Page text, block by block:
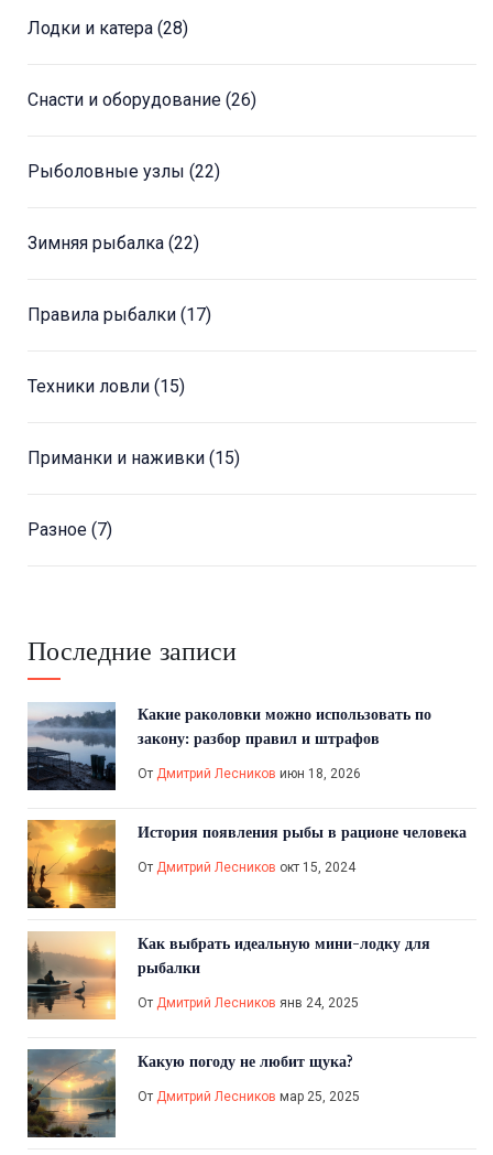
Лодки и катера (28)
Снасти и оборудование (26)
Рыболовные узлы (22)
Зимняя рыбалка (22)
Правила рыбалки (17)
Техники ловли (15)
Приманки и наживки (15)
Разное (7)
Последние записи
Какие раколовки можно использовать по
закону: разбор правил и штрафов
От Дмитрий Лесников июн 18, 2026
История появления рыбы в рационе человека
От Дмитрий Лесников окт 15, 2024
Как выбрать идеальную мини-лодку для
рыбалки
От Дмитрий Лесников янв 24, 2025
Какую погоду не любит щука?
От Дмитрий Лесников мар 25, 2025